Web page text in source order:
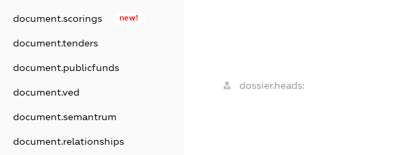
document.scorings new!
document.tenders
document.publicfunds
document.ved
document.semantrum
document.relationships
dossier.heads: